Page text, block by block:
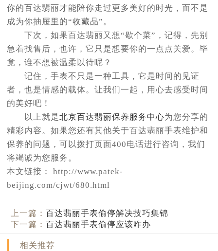
你的百达翡丽才能陪你走过更多美好的时光，而不是
成为你抽屉里的“收藏品”。
下次，如果百达翡丽又想“歇个菜”，记得，先别
急着找售后，也许，它只是想要你的一点点关爱。毕
竟，谁不想被温柔以待呢？
记住，手表不只是一种工具，它是时间的见证
者，也是情感的载体。让我们一起，用心去感受时间
的美好吧！
以上就是北京百达翡丽保养服务中心为您分享的
精彩内容。如果您还有其他关于百达翡丽手表维护和
保养的问题，可以拨打页面400电话进行咨询，我们
将竭诚为您服务。
本文链接： http://www.patek-
beijing.com/cjwt/680.html
上一篇：百达翡丽手表偷停解决技巧集锦
下一篇：百达翡丽手表偷停应该咋办
相关推荐